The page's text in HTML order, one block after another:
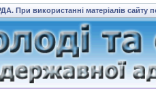
При використанні матеріалів